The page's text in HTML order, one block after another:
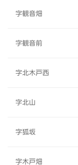
字観音畑
字観音前
字北木戸西
字北山
字狐坂
字木戸畑